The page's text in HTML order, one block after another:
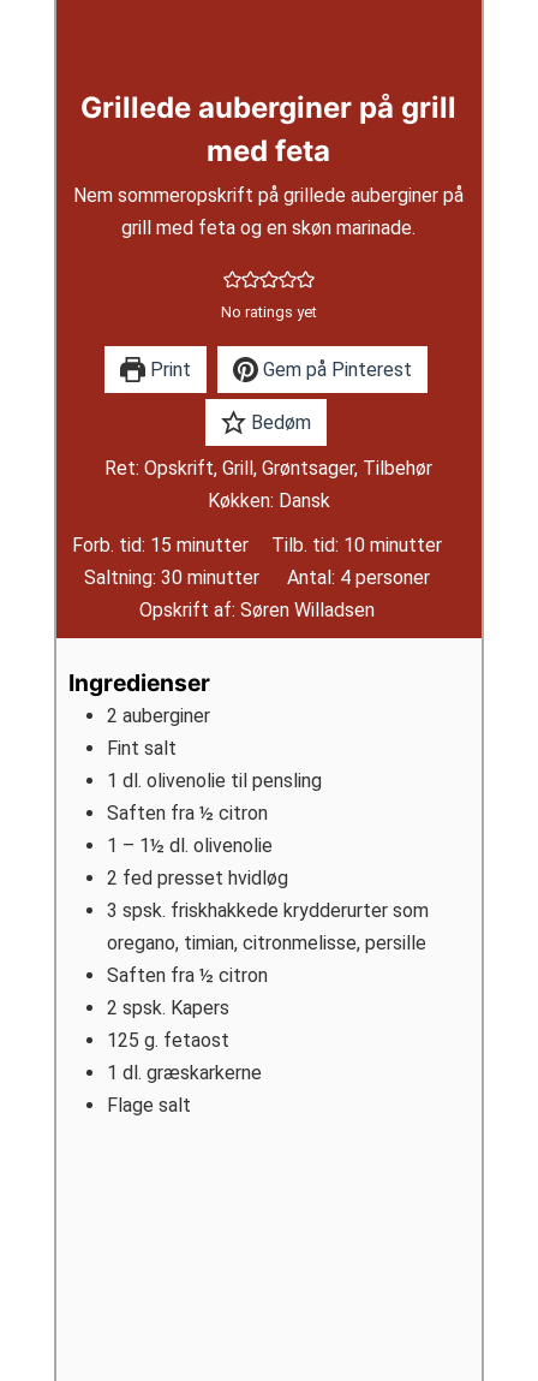
Grillede auberginer på grill
med feta
Nem sommeropskrift på grillede auberginer på
grill med feta og en skøn marinade.
No ratings yet
Print Gem på Pinterest
Bedøm
Ret:Opskrift, Grill, Grøntsager, Tilbehør
Køkken: Dansk
Forb. tid: 15 minutter
minutter Tilb. tid: 10minutter
minutter
Saltning:30minutter
minutter Antal: 4 personer
Opskrift af:Søren Willadsen
Ingredienser
2 auberginer
Fint salt
1 dl. olivenolie til pensling
Saften fra ½ citron
1 – 1½ dl. olivenolie
2 fed presset hvidløg
3 spsk. friskhakkede krydderurter som
oregano, timian, citronmelisse, persille
Saften fra ½ citron
2 spsk. Kapers
125 g. fetaost
1 dl. græskarkerne
Flage salt